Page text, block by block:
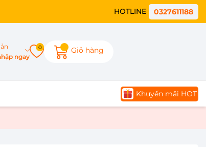
HOTLINE 0327611188
ngay
0 Giỏ hàng
Khuyến mãi HOT